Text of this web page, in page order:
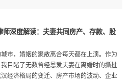
师深度解读：夫妻共同房产、存款、股
市，婚姻的聚散离合每天都在上演。作为
目睹了无数曾经恩爱夫妻在离婚时的撕扯
经济格局的变迁、房产市场的波动、企业